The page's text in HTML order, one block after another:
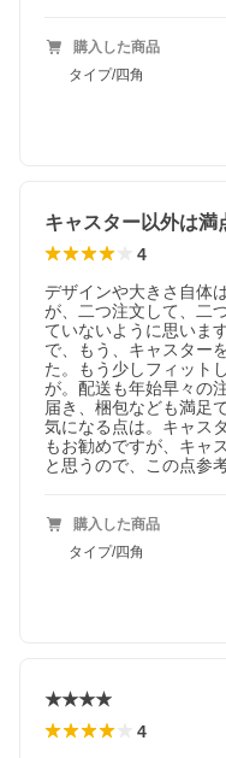
購入した商品
タイプ/四角
キャスター以外は満
4
デザインや大きさ自体
が、二つ注文して、二
ていないように思いま
で、もう、キャスター
た。もう少しフィット
が。配送も年始早々の
届き、梱包なども満足
気になる点は。キャス
もお勧めですが、キャ
と思うので、この点参
購入した商品
タイプ/四角
★★★★
4